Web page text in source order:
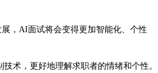
，AI面试将会变得更加智能化、个性
术，更好地理解求职者的情绪和个性。